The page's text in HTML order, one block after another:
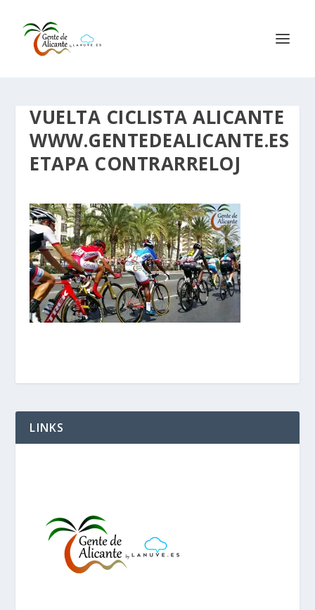
VUELTA CICLISTA ALICANTE
WWW.GENTEDEALICANTE.ES
ETAPA CONTRARRELOJ
LINKS